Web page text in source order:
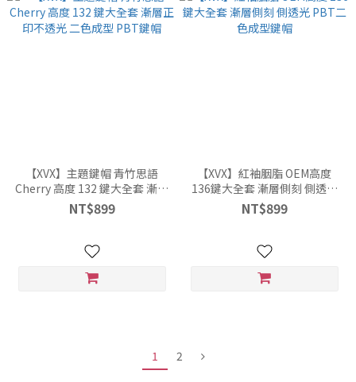
【XVX】主題鍵帽 青竹思語
Cherry 高度 132 鍵大全套 漸層
NT$899
【XVX】紅袖胭脂 OEM高度
136鍵大全套 漸層側刻 側透光
PBT二色成型鍵帽
NT$899
1 2